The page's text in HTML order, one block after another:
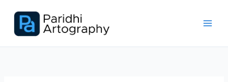
content